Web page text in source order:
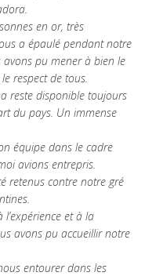
en or, très
a épaulé pendant notre
pu mener à bien le
respect de tous.
reste disponible toujours
du pays. Un immense
équipe dans le cadre
avions entrepris.
retenus contre notre gré
l’expérience et à la
avons pu accueillir notre
entourer dans les